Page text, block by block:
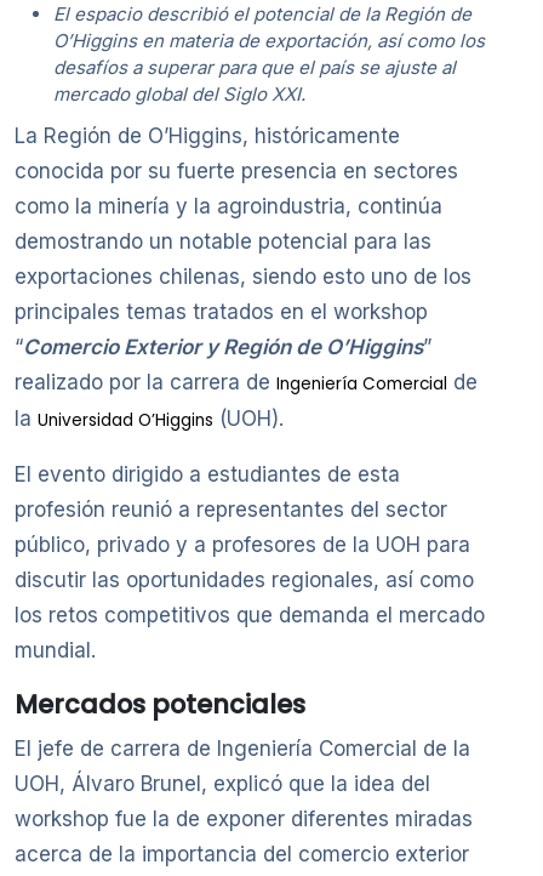
El espacio describió el potencial de la Región de
O’Higgins en materia de exportación, así como los
desafíos a superar para que el país se ajuste al
mercado global del Siglo XXI.
La Región de O’Higgins, históricamente
conocida por su fuerte presencia en sectores
como la minería y la agroindustria, continúa
demostrando un notable potencial para las
exportaciones chilenas, siendo esto uno de los
principales temas tratados en el workshop
“Comercio Exterior y Región de O’Higgins”
realizado por la carrera de Ingeniería Comercial de
la Universidad O’Higgins (UOH).
El evento dirigido a estudiantes de esta
profesión reunió a representantes del sector
público, privado y a profesores de la UOH para
discutir las oportunidades regionales, así como
los retos competitivos que demanda el mercado
mundial.
Mercados potenciales
El jefe de carrera de Ingeniería Comercial de la
UOH, Álvaro Brunel, explicó que la idea del
workshop fue la de exponer diferentes miradas
acerca de la importancia del comercio exterior